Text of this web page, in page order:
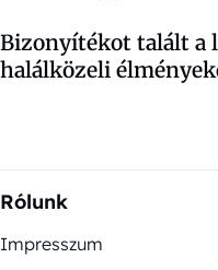
Bizonyítékot talált a
halálközeli
Rólunk
Impresszum